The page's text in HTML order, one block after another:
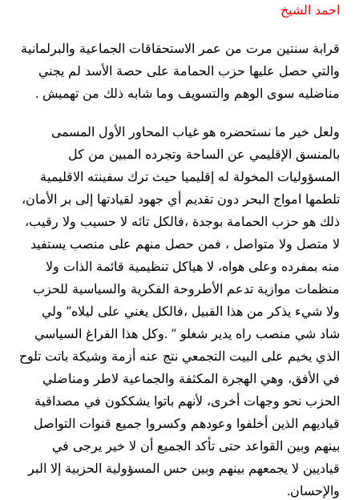
احمد الشيخ
قرابة سنتين مرت من عمر الاستحقاقات الجماعية والبرلمانية
والتي حصل عليها حزب الحمامة على حصة الأسد لم يجني
مناضليه سوى الوهم والتسويف وما شابه ذلك من تهميش .
ولعل خير ما نستحضره هو غياب المحاور الأول المسمى
بالمنسق الإقليمي عن الساحة وتجرده المبين من كل
المسؤوليات المخولة له إقليميا حيث ترك سفينته الاقليمية
تلطمها امواج البحر دون تقديم أي جهود لقيادتها إلى بر الأمان،
ذلك هو حزب الحمامة بوجدة ،فالكل تائه لا حسيب ولا رقيب،
لا متصل ولا متواصل ، فمن حصل منهم على منصب يستفيد
منه بمفرده وعلى هواه، لا هياكل تنظيمية قائمة الذات ولا
منظمات موازية تدعم الأطروحة الفكرية والسياسية للحزب
ولا شيء يذكر من هذا القبيل ،فالكل يغني على ليلاه” ولي
شاد شي منصب راه يدير شغلو ” .وكل هذا الفراغ السياسي
الذي يخيم على البيت التجمعي نتج عنه أزمة وشيكة باتت تلوح
في الأفق، وهي الهجرة المكثفة والجماعية لاطر ومناضلي
الحزب نحو وجهات أخرى، لأنهم باتوا يشككون في مصداقية
قياديهم الذين أخلفوا وعودهم وكسروا جميع قنوات التواصل
بينهم وبين القواعد حتى تأكد الجميع أن لا خير يرجى في
قياديين لا يجمعهم بينهم وبين حس المسؤولية الحزبية إلا البر
والإحسان.